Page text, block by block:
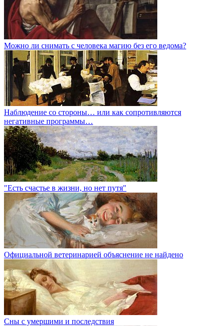
Можно ли снимать с человека магию без его ведома?
Наблюдение со стороны… или как сопротивляются
негативные программы…
"Есть счастье в жизни, но нет путя"
Официальной ветеринарией объяснение не найдено
Сны с умершими и последствия